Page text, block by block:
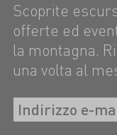
Scoprite
offerte ed
la montagna.
una volta al